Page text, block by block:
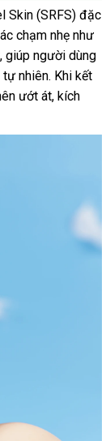
Skin (SRFS) đặc
chạm nhẹ như
giúp người dùng
nhiên. Khi kết
ướt át, kích